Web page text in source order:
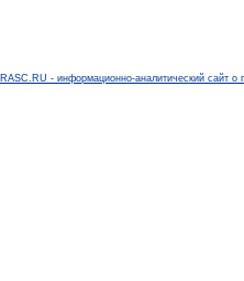
RASC.RU - информационно-аналитический сайт о